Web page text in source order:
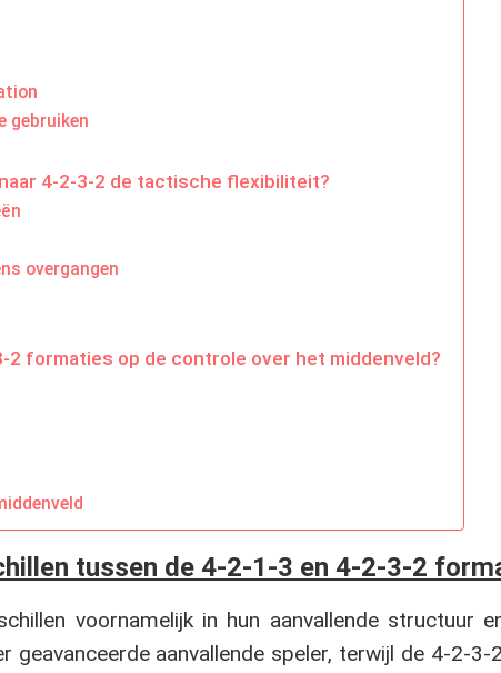
gebruiken
4-2-3-2 de tactische flexibiliteit?
overgangen
2 formaties op de controle over het middenveld?
tussen de 4-2-1-3 en 4-2-3-2
voornamelijk in hun aanvallende structuur
aanvallende speler, terwijl de 4-2-3-